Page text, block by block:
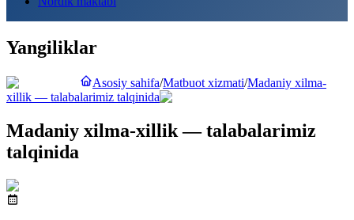
Yangiliklar
Asosiy sahifa/Matbuot xizmati/Madaniy xilma-
xillik — talabalarimiz talqinida
Madaniy xilma-xillik — talabalarimiz
talqinida